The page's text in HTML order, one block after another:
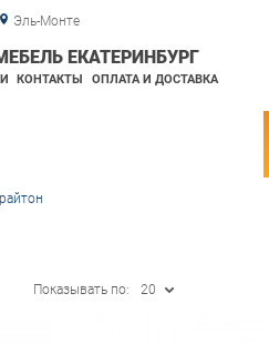
Эль-Монте
ЕКАТЕРИНБУРГ
КОНТАКТЫ ОПЛАТА И ДОСТАВКА
Показывать по: 20